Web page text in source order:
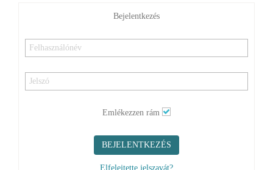
Bejelentkezés
Emlékezzen rám
BEJELENTKEZÉS
Elfelejtette jelszavát?